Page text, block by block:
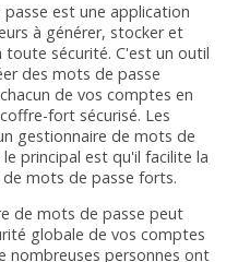
est une application
à générer, stocker et
sécurité. C'est un outil
des mots de passe
de vos comptes en
fort sécurisé. Les
gestionnaire de mots de
principal est qu'il facilite la
mots de passe forts.
de mots de passe peut
globale de vos comptes
nombreuses personnes ont